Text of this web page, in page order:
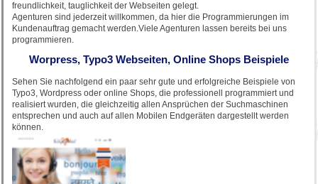
freundlichkeit, tauglichkeit der Webseiten gelegt.
Agenturen sind jederzeit willkommen, da hier die Programmierungen im
Kundenauftrag gemacht werden.Viele Agenturen lassen bereits bei uns
programmieren.
Worpress, Typo3 Webseiten, Online Shops Beispiele
Sehen Sie nachfolgend ein paar sehr gute und erfolgreiche Beispiele von
Typo3, Wordpress oder online Shops, die professionell programmiert und
realisiert wurden, die gleichzeitig allen Ansprüchen der Suchmaschinen
entsprechen und auch auf allen Mobilen Endgeräten dargestellt werden
können.